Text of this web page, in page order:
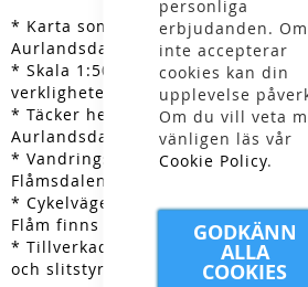
personliga
erbjudanden.
inte accepterar
cookies kan din
upplevelse
Om du vill veta
vänligen läs vår
Cookie Policy.
GODKÄNN
ALLA
COOKIES
* Karta som täcker Finse,
Aurlandsdalen
* Skala 1:50 000, 1 cm på kartan
verkligheten
* Täcker hela området mellan
Aurlandsdalen
* Vandringsmål som Finse,
Flåmsdalen finns med.
* Cykelvägen mellan Rullarvegen
Flåm finns även med
* Tillverkad på Tyvek som ger god
och slitstyrka